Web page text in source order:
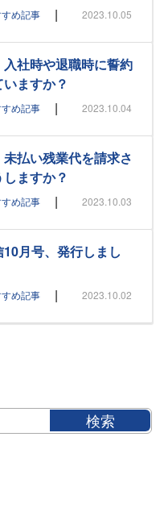
め記事 | 2023.10.05
社時や退職時に誓約
ますか？
め記事 | 2023.10.04
払い残業代を請求さ
ますか？
め記事 | 2023.10.03
月号、発行しまし
め記事 | 2023.10.02